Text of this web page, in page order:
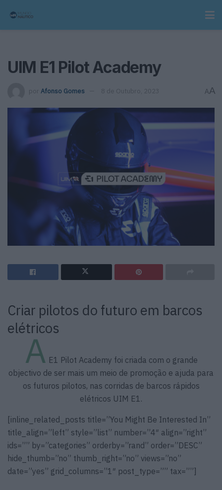
UIM E1 Pilot Academy
por Afonso Gomes 8 de Outubro, 2023 AA
Criar pilotos do futuro em barcos
elétricos
A E1 Pilot Academy foi criada com o grande
objectivo de ser mais um meio de promoção e ajuda para
os futuros pilotos, nas corridas de barcos rápidos
elétricos UIM E1.
[inline_related_posts title=”You Might Be Interested In”
title_align=”left” style=”list” number=”4″ align=”right”
ids=”” by=”categories” orderby=”rand” order=”DESC”
hide_thumb=”no” thumb_right=”no” views=”no”
date=”yes” grid_columns=”1″ post_type=”” tax=””]